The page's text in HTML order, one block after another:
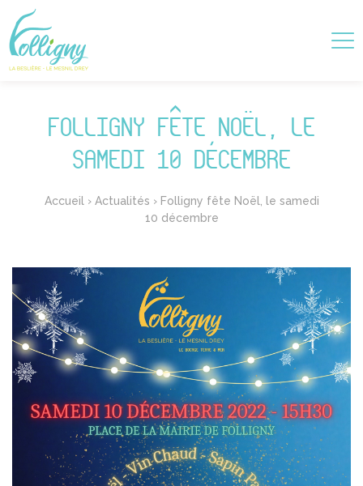
FOLLIGNY FÊTE NOËL, LE
SAMEDI 10 DÉCEMBRE
Accueil › Actualités › Folligny fête Noël, le samedi
10 décembre